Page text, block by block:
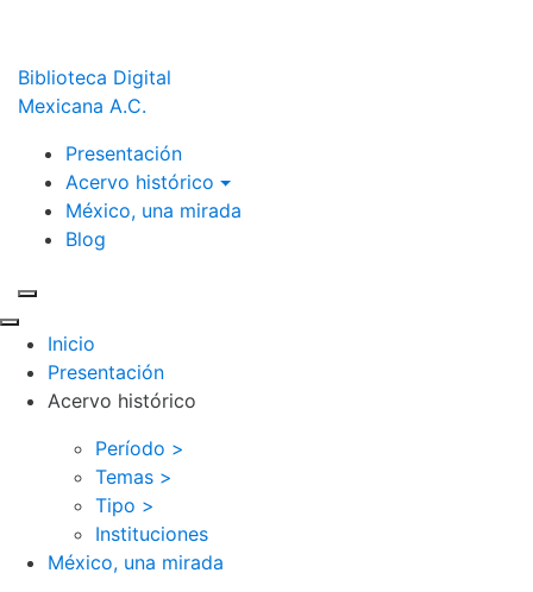
Biblioteca Digital
Mexicana A.C.
Presentación
Acervo histórico
México, una mirada
Blog
Inicio
Presentación
Acervo histórico
Período >
Temas >
Tipo >
Instituciones
México, una mirada